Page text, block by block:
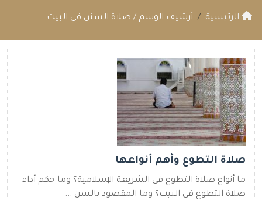
الرئيسية أرشيف الوسم / صلاة السنن في البيت
صلاة التطوع وأهم أنواعها
ما أنواع صلاة التطوع في الشريعة الإسلامية؟ وما حكم أداء
صلاة التطوع في البيت؟ وما المقصود بالسن ...